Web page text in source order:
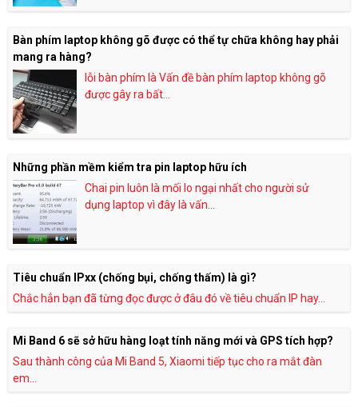
Bàn phím laptop không gõ được có thể tự chữa không hay phải
mang ra hàng?
lỗi bàn phím là Vấn đề bàn phím laptop không gõ
được gây ra bất...
Những phần mềm kiểm tra pin laptop hữu ích
Chai pin luôn là mối lo ngại nhất cho người sử
dụng laptop vì đây là vấn...
Tiêu chuẩn IPxx (chống bụi, chống thấm) là gì?
Chắc hẳn bạn đã từng đọc được ở đâu đó về tiêu chuẩn IP hay...
Mi Band 6 sẽ sở hữu hàng loạt tính năng mới và GPS tích hợp?
Sau thành công của Mi Band 5, Xiaomi tiếp tục cho ra mắt đàn
em...